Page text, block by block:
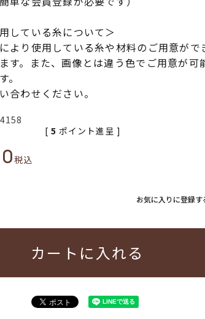
している糸について＞
より使用している糸や材料のご用意がで
す。また、画像とは違う色でご用意が可
。
合わせください。
税込
[ 5 ポイント進呈 ]
お気に入りに登録す
カートに入れる